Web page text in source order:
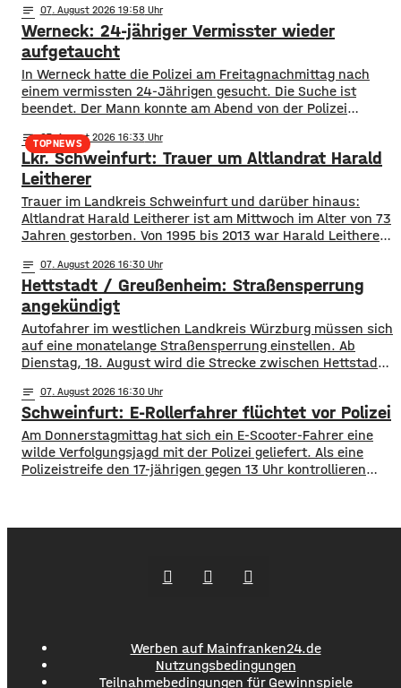
notes 07. August 2026 19:58
Werneck: 24-jähriger Vermisster wieder
aufgetaucht
In Werneck hatte die Polizei am Freitagnachmittag nach
einem vermissten 24-Jährigen gesucht. Die Suche ist
beendet. Der Mann konnte am Abend von der Polizei
gesorgt, da auch ein Polizeihubschrauber die Gegend rund
um Werneck abgesucht hatte.
TOPNEWS
notes 07. August 2026 16:33
Lkr. Schweinfurt: Trauer um Altlandrat Harald
Leitherer
Trauer im Landkreis Schweinfurt und darüber hinaus:
Altlandrat Harald Leitherer ist am Mittwoch im Alter von 73
Jahren gestorben. Von 1995 bis 2013 war Harald Leitherer
wurde das Kreisstraßennetz ausgebaut, aber auch ein
flächendeckendes Radwegenetz mit einer Länge von über
1.000 Kilometern geschaffen. Außerdem führte der
notes 07. August 2026 16:30
Hettstadt / Greußenheim: Straßensperrung
angekündigt
Autofahrer im westlichen Landkreis Würzburg müssen sich
auf eine monatelange Straßensperrung einstellen. Ab
Dienstag, 18. August wird die Strecke zwischen Hettstadt
Staatliche Bauamt an. Die Fahrbahn muss erneuert
werden, sie weist Verdrückungen, Abbrüche, Risse und
gebrochene Fahrbahnränder auf. Auch die Entwässerung
muss erneuert werden. Die Arbeiten seien unter
notes 07. August 2026 16:30
Schweinfurt: E-Rollerfahrer flüchtet vor Polizei
Am Donnerstagmittag hat sich ein E-Scooter-Fahrer eine
wilde Verfolgungsjagd mit der Polizei geliefert. Als eine
Polizeistreife den 17-jährigen gegen 13 Uhr kontrollieren
Werben auf Mainfranken24.de
Nutzungsbedingungen
Teilnahmebedingungen für Gewinnspiele